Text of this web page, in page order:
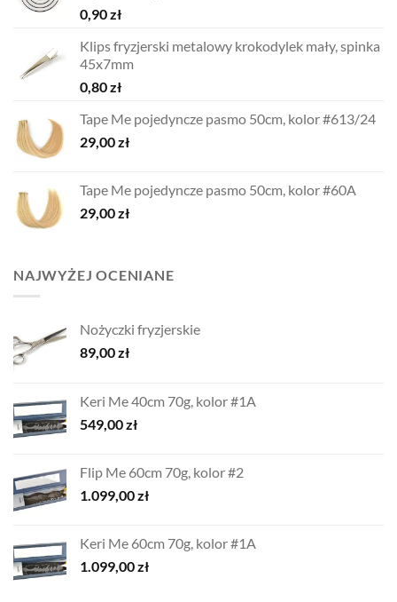
0,90zł
Klips fryzjerski metalowy krokodylek mały, spinka
45x7mm
0,80zł
Tape Me pojedyncze pasmo 50cm, kolor #613/24
29,00zł
Tape Me pojedyncze pasmo 50cm, kolor #60A
29,00zł
NAJWYŻEJ OCENIANE
Nożyczki fryzjerskie
89,00zł
Keri Me 40cm 70g, kolor #1A
549,00zł
Flip Me 60cm 70g, kolor #2
1.099,00zł
Keri Me 60cm 70g, kolor #1A
1.099,00zł